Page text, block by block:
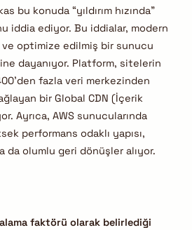
bu konuda “yıldırım hızında”
iddia ediyor. Bu iddialar, modern
optimize edilmiş bir sunucu
dayanıyor. Platform, sitelerin
fazla veri merkezinden
bir Global CDN (İçerik
Ayrıca, AWS sunucularında
performans odaklı yapısı,
da olumlu geri dönüşler alıyor.
faktörü olarak belirlediği